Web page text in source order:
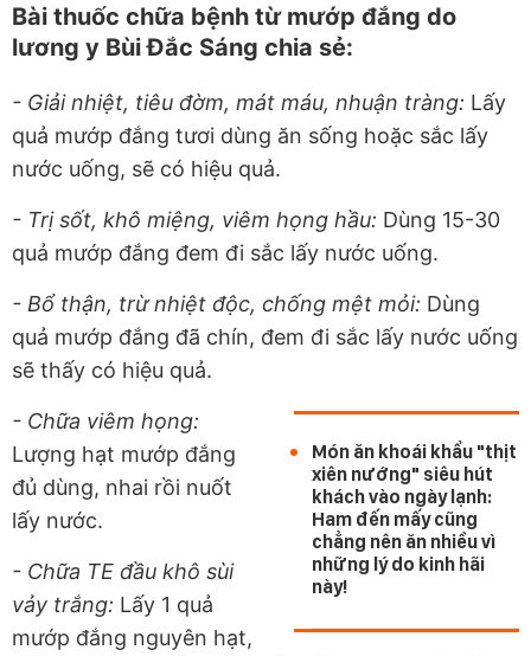
Bài thuốc chữa bệnh từ mướp đắng do
lương y Bùi Đắc Sáng chia sẻ:
- Giải nhiệt, tiêu đờm, mát máu, nhuận tràng: Lấy
quả mướp đắng tươi dùng ăn sống hoặc sắc lấy
nước uống, sẽ có hiệu quả.
- Trị sốt, khô miệng, viêm họng hầu: Dùng 15-30
quả mướp đắng đem đi sắc lấy nước uống.
- Bổ thận, trừ nhiệt độc, chống mệt mỏi: Dùng
quả mướp đắng đã chín, đem đi sắc lấy nước uống
sẽ thấy có hiệu quả.
Món ăn khoái khẩu "thịt
xiên nướng" siêu hút
khách vào ngày lạnh:
Ham đến mấy cũng
chẳng nên ăn nhiều vì
những lý do kinh hãi
này!
- Chữa viêm họng:
Lượng hạt mướp đắng
đủ dùng, nhai rồi nuốt
lấy nước.
- Chữa TE đầu khô sùi
vảy trắng: Lấy 1 quả
mướp đắng nguyên hạt,